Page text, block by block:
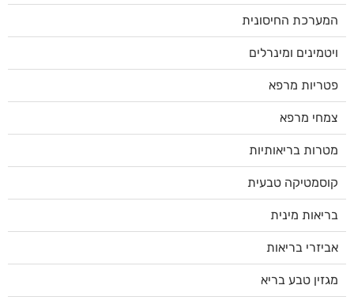
המערכת החיסונית
ויטמינים ומינרלים
פטריות מרפא
צמחי מרפא
מטרות בריאותיות
קוסמטיקה טבעית
בריאות מינית
אביזרי בריאות
מגזין טבע בריא